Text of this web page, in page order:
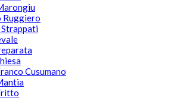
Ruggiero
Cusumano